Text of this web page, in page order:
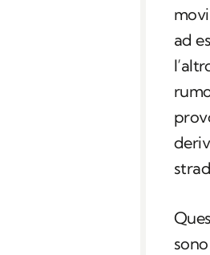
ad